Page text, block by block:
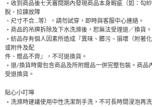
‧ 收到商品後七天審閱期內發現商品本身暇疵（如：勾
脫、拉鍊故障
、尺寸不合…等），請勿試穿，即時與客服中心連絡。
‧ 商品的吊牌拆除及下水洗滌後，恕無法受理退／換貨。
‧ 紡品存有個人因素所造成『異味、髒污、損壞（附著
或附件及配
件、贈品不齊』，不可退換貨。
‧ 退/換貨時需包含商品及所附贈品一併完整包裝。商品
受退換貨。
貼心小叮嚀
‧ 洗滌時建議使用中性洗潔劑手洗，不可長時間浸泡再洗